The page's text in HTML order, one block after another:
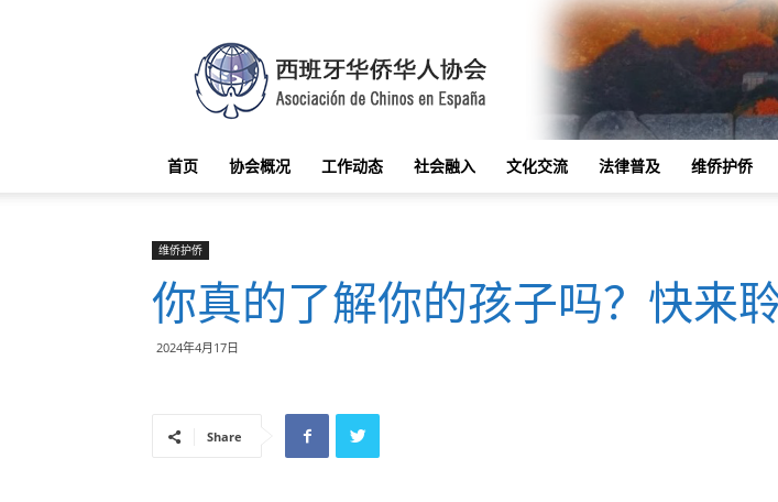
班
华
华
人
首页 协会概况 工作动态 社会融入 文化交流 法律普及 维侨护侨
维侨护侨
你真的了解你的孩子吗？快来
2024年4月17日
Share